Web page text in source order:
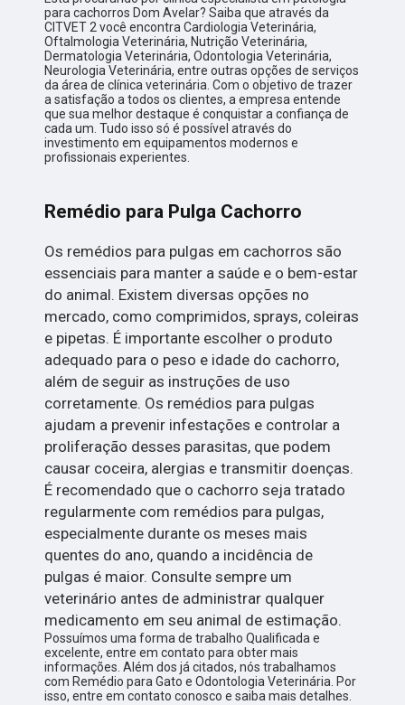
para cachorros Dom Avelar? Saiba que através da
CITVET 2 você encontra Cardiologia Veterinária,
Oftalmologia Veterinária, Nutrição Veterinária,
Dermatologia Veterinária, Odontologia Veterinária,
Neurologia Veterinária, entre outras opções de serviços
da área de clínica veterinária. Com o objetivo de trazer
a satisfação a todos os clientes, a empresa entende
que sua melhor destaque é conquistar a confiança de
cada um. Tudo isso só é possível através do
investimento em equipamentos modernos e
profissionais experientes.
Remédio para Pulga Cachorro
Os remédios para pulgas em cachorros são
essenciais para manter a saúde e o bem-estar
do animal. Existem diversas opções no
mercado, como comprimidos, sprays, coleiras
e pipetas. É importante escolher o produto
adequado para o peso e idade do cachorro,
além de seguir as instruções de uso
corretamente. Os remédios para pulgas
ajudam a prevenir infestações e controlar a
proliferação desses parasitas, que podem
causar coceira, alergias e transmitir doenças.
É recomendado que o cachorro seja tratado
regularmente com remédios para pulgas,
especialmente durante os meses mais
quentes do ano, quando a incidência de
pulgas é maior. Consulte sempre um
veterinário antes de administrar qualquer
medicamento em seu animal de estimação.
Possuímos uma forma de trabalho Qualificada e
excelente, entre em contato para obter mais
informações. Além dos já citados, nós trabalhamos
com Remédio para Gato e Odontologia Veterinária. Por
isso, entre em contato conosco e saiba mais detalhes.